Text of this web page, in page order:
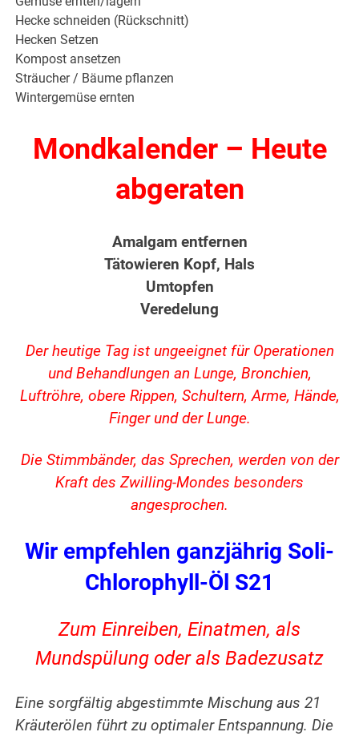
Hecke schneiden (Rückschnitt)
Hecken Setzen
Kompost ansetzen
Sträucher / Bäume pflanzen
Wintergemüse ernten
Mondkalender – Heute
abgeraten
Amalgam entfernen
Tätowieren Kopf, Hals
Umtopfen
Veredelung
Der heutige Tag ist ungeeignet für Operationen
und Behandlungen an Lunge, Bronchien,
Luftröhre, obere Rippen, Schultern, Arme, Hände,
Finger und der Lunge.
Die Stimmbänder, das Sprechen, werden von der
Kraft des Zwilling-Mondes besonders
angesprochen.
Wir empfehlen ganzjährig Soli-
Chlorophyll-Öl S21
Zum Einreiben, Einatmen, als
Mundspülung oder als Badezusatz
Eine sorgfältig abgestimmte Mischung aus 21
Kräuterölen führt zu optimaler Entspannung. Die